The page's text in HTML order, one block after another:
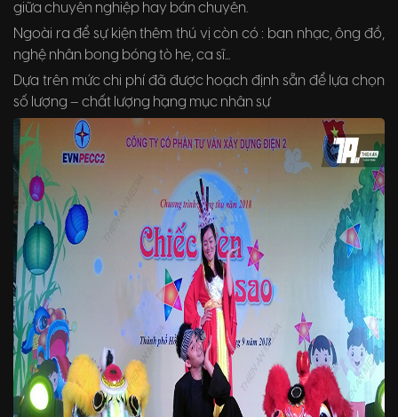
giữa chuyên nghiệp hay bán chuyên.
Ngoài ra để sự kiện thêm thú vị còn có : ban nhạc, ông đồ,
nghệ nhân bong bóng tò he, ca sĩ...
Dựa trên mức chi phí đã được hoạch định sẵn để lựa chọn
số lượng – chất lượng hạng mục nhân sự